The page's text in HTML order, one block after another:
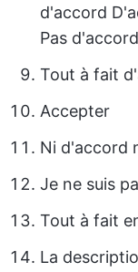
d'accord
Pas
Tout à fait
Accepter
Ni d'accord
Je ne suis
Tout à fait
La